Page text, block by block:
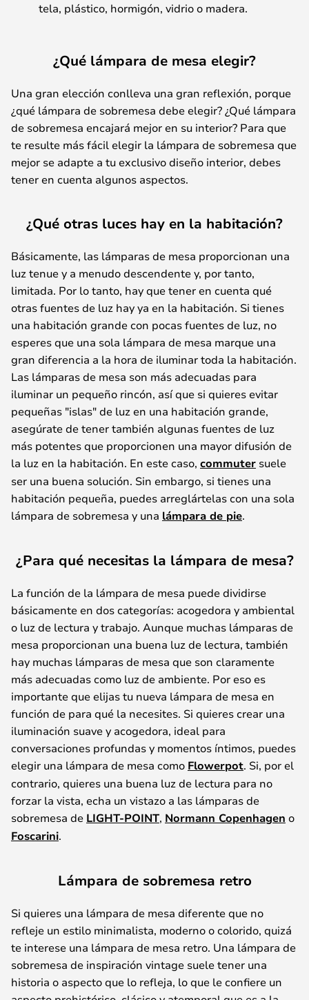
tela, plástico, hormigón, vidrio o madera.
¿Qué lámpara de mesa elegir?
Una gran elección conlleva una gran reflexión, porque
¿qué lámpara de sobremesa debe elegir? ¿Qué lámpara
de sobremesa encajará mejor en su interior? Para que
te resulte más fácil elegir la lámpara de sobremesa que
mejor se adapte a tu exclusivo diseño interior, debes
tener en cuenta algunos aspectos.
¿Qué otras luces hay en la habitación?
Básicamente, las lámparas de mesa proporcionan una
luz tenue y a menudo descendente y, por tanto,
limitada. Por lo tanto, hay que tener en cuenta qué
otras fuentes de luz hay ya en la habitación. Si tienes
una habitación grande con pocas fuentes de luz, no
esperes que una sola lámpara de mesa marque una
gran diferencia a la hora de iluminar toda la habitación.
Las lámparas de mesa son más adecuadas para
iluminar un pequeño rincón, así que si quieres evitar
pequeñas "islas" de luz en una habitación grande,
asegúrate de tener también algunas fuentes de luz
más potentes que proporcionen una mayor difusión de
la luz en la habitación. En este caso, commuter suele
ser una buena solución. Sin embargo, si tienes una
habitación pequeña, puedes arreglártelas con una sola
lámpara de sobremesa y una lámpara de pie.
¿Para qué necesitas la lámpara de mesa?
La función de la lámpara de mesa puede dividirse
básicamente en dos categorías: acogedora y ambiental
o luz de lectura y trabajo. Aunque muchas lámparas de
mesa proporcionan una buena luz de lectura, también
hay muchas lámparas de mesa que son claramente
más adecuadas como luz de ambiente. Por eso es
importante que elijas tu nueva lámpara de mesa en
función de para qué la necesites. Si quieres crear una
iluminación suave y acogedora, ideal para
conversaciones profundas y momentos íntimos, puedes
elegir una lámpara de mesa como Flowerpot. Si, por el
contrario, quieres una buena luz de lectura para no
forzar la vista, echa un vistazo a las lámparas de
sobremesa de LIGHT-POINT, Normann Copenhagen o
Foscarini.
Lámpara de sobremesa retro
Si quieres una lámpara de mesa diferente que no
refleje un estilo minimalista, moderno o colorido, quizá
te interese una lámpara de mesa retro. Una lámpara de
sobremesa de inspiración vintage suele tener una
historia o aspecto que lo refleja, lo que le confiere un